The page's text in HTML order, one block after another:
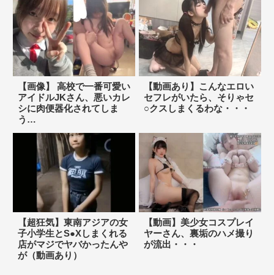
【画像】 高校で一番可愛い
アイドルJKさん、悪いカレ
シに肉便器化されてしま
う…
【動画あり】こんなエロい
セフレがいたら、そりゃセ
○クスしまくるわな・・・
【超狂気】東南アジアの女
子小学生とS●Xしまくれる
店がマジでヤバかったんや
が（動画あり）
【動画】美少女コスプレイ
ヤーさん、裏垢のハメ撮り
が流出・・・